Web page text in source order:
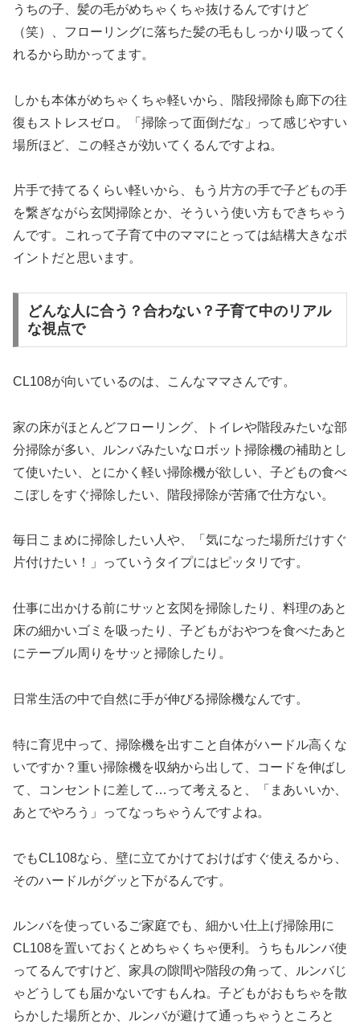
うちの子、髪の毛がめちゃくちゃ抜けるんですけど
（笑）、フローリングに落ちた髪の毛もしっかり吸ってく
れるから助かってます。
しかも本体がめちゃくちゃ軽いから、階段掃除も廊下の往
復もストレスゼロ。「掃除って面倒だな」って感じやすい
場所ほど、この軽さが効いてくるんですよね。
片手で持てるくらい軽いから、もう片方の手で子どもの手
を繋ぎながら玄関掃除とか、そういう使い方もできちゃう
んです。これって子育て中のママにとっては結構大きなポ
イントだと思います。
どんな人に合う？合わない？子育て中のリアル
な視点で
CL108が向いているのは、こんなママさんです。
家の床がほとんどフローリング、トイレや階段みたいな部
分掃除が多い、ルンバみたいなロボット掃除機の補助とし
て使いたい、とにかく軽い掃除機が欲しい、子どもの食べ
こぼしをすぐ掃除したい、階段掃除が苦痛で仕方ない。
毎日こまめに掃除したい人や、「気になった場所だけすぐ
片付けたい！」っていうタイプにはピッタリです。
仕事に出かける前にサッと玄関を掃除したり、料理のあと
床の細かいゴミを吸ったり、子どもがおやつを食べたあと
にテーブル周りをサッと掃除したり。
日常生活の中で自然に手が伸びる掃除機なんです。
特に育児中って、掃除機を出すこと自体がハードル高くな
いですか？重い掃除機を収納から出して、コードを伸ばし
て、コンセントに差して…って考えると、「まあいいか、
あとでやろう」ってなっちゃうんですよね。
でもCL108なら、壁に立てかけておけばすぐ使えるから、
そのハードルがグッと下がるんです。
ルンバを使っているご家庭でも、細かい仕上げ掃除用に
CL108を置いておくとめちゃくちゃ便利。うちもルンバ使
ってるんですけど、家具の隙間や階段の角って、ルンバじ
ゃどうしても届かないですもんね。子どもがおもちゃを散
らかした場所とか、ルンバが避けて通っちゃうところと